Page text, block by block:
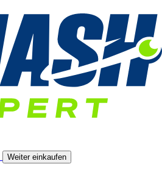
Weiter einkaufen